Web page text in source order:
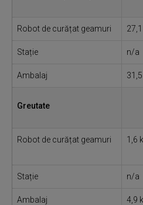
Robot de curățat geamuri
Stație n/a
Ambalaj
Greutate
Robot de curățat geamuri 1,6
Stație n/a
Ambalaj 4,9